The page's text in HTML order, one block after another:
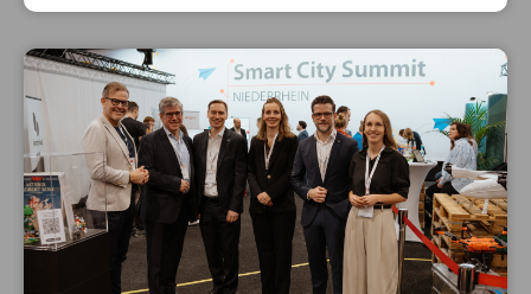
Besuchten gemeinsam den Summit (v.l.): Frank
Kindervatter (Vorstandsvorsitzender NEW AG), Dr.
Ulrich Schückhaus (Vorsitzender der Geschäftsführung,
WFMG), Jens Hostenbach (Vorstand mags), Willemijn
van der Toorn (Konsulin und Leiterin der
Wirtschaftsabteilung am Generalkonsulat des
Königreichs der Niederlande in Düsseldorf), Felix
Heinrichs (Oberbürgermeister Stadt
Mönchengladbach), Kira Tillmanns (Programmleitung
Smart City, Stadt Mönchengladbach)